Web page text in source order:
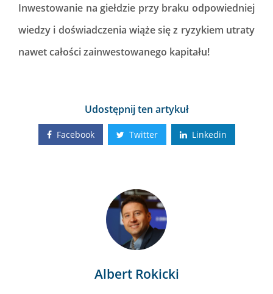
Inwestowanie na giełdzie przy braku odpowiedniej
wiedzy i doświadczenia wiąże się z ryzykiem utraty
nawet całości zainwestowanego kapitału!
Udostępnij ten artykuł
Facebook Twitter Linkedin
Albert Rokicki